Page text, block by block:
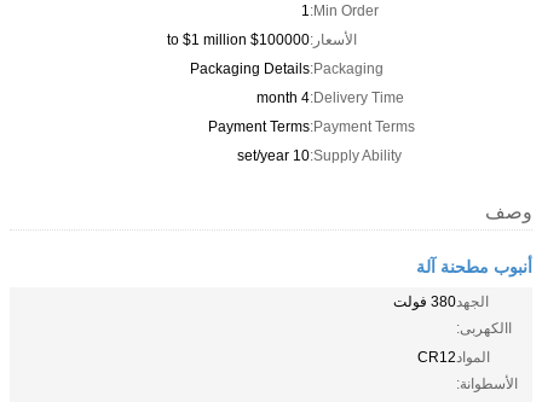
Min Order:
1
الأسعار:$100000 to $1 million
Packaging:
Packaging Details
Delivery Time:
4 month
Payment Terms:
Payment Terms
Supply Ability:
10 set/year
وصف
أنبوب مطحنة آلة
الجهد
االكهربى:
380 فولت
المواد
الأسطوانة:
CR12